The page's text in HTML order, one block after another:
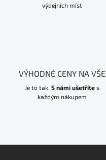
výdejních míst
VÝHODNÉ CENY NA VŠE
Je to tak. S námi ušetřítes
každým nákupem